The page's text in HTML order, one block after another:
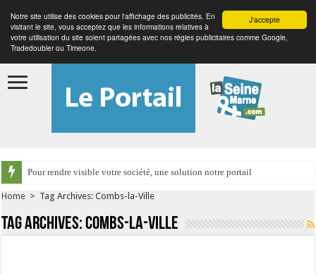
J'accepte
Notre site utilise des cookies pour l'affichage des publicités. En
visitant le site, vous acceptez que les informations relatives à
votre utilisation du site soient partagées avec nos régies publicitaires comme Google,
Tradedoubler ou Timeone.
Pour rendre visible votre société, une solution notre portail
Home > Tag Archives: Combs-la-Ville
Tag Archives:Combs-la-Ville